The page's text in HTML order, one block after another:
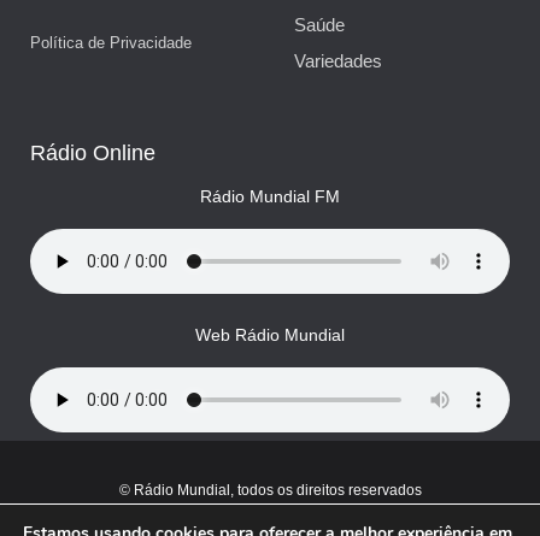
Política de Privacidade
Saúde
Variedades
Rádio Online
Rádio Mundial FM
Web Rádio Mundial
© Rádio Mundial, todos os direitos reservados